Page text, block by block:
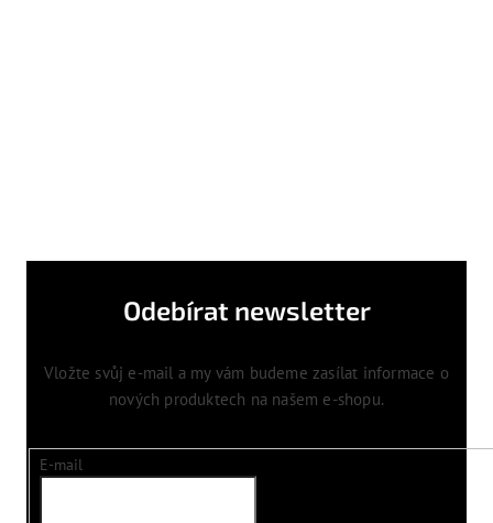
Odebírat newsletter
Vložte svůj e-mail a my vám budeme zasílat informace o
nových produktech na našem e-shopu.
E-mail